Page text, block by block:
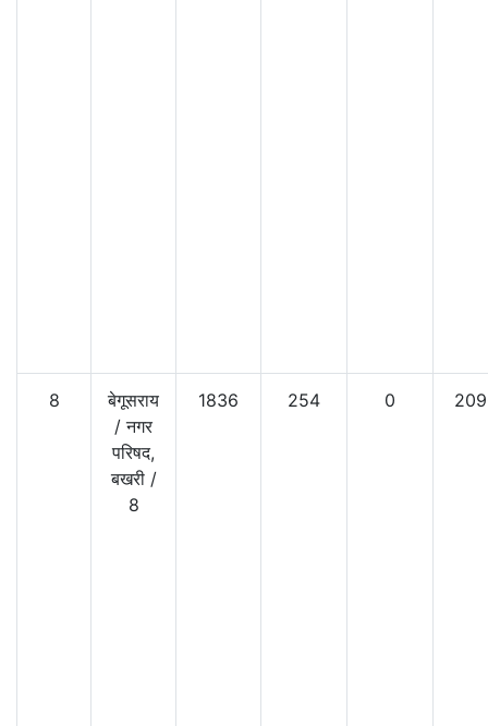
8
बेगूसराय
/नगर
परिषद,
बखरी /
8
1836 254 0